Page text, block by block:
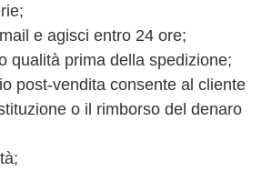
e agisci entro 24 ore;
qualità prima della spedizione;
post-vendita consente al cliente
o il rimborso del denaro